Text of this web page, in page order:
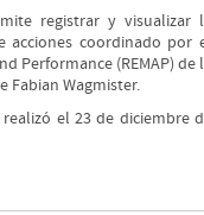
registrar y visualizar
acciones coordinado por
Performance (REMAP) de
Fabian Wagmister.
el 23 de diciembre